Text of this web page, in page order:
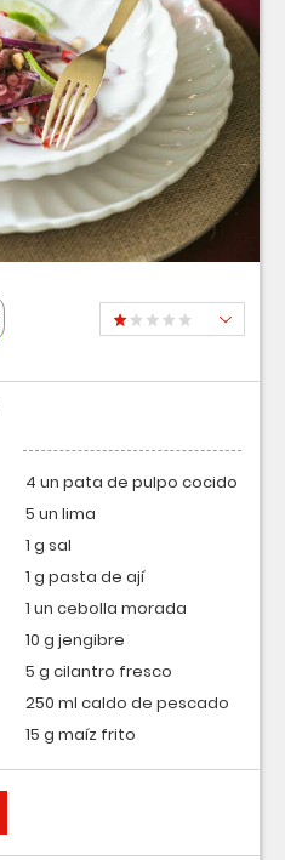
4 un pata de pulpo cocido
5 un lima
1 g sal
1 g pasta de ají
1 un cebolla morada
10 g jengibre
5 g cilantro fresco
250 ml caldo de pescado
15 g maíz frito